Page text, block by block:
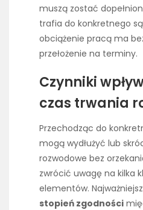
muszą zostać
trafia do konkretnego
obciążenie pracą ma
przełożenie na terminy.
Czynniki
czas trwania
Przechodząc do
mogą wydłużyć lub
rozwodowe bez
zwrócić uwagę na kilka
elementów.
stopień zgodności